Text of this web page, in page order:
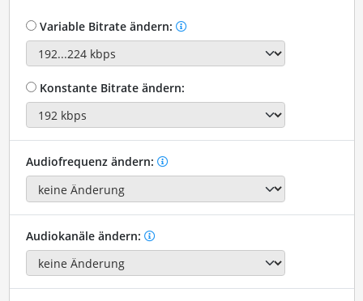
Variable Bitrate ändern:
Konstante Bitrate ändern:
Audiofrequenz ändern:
Audiokanäle ändern: